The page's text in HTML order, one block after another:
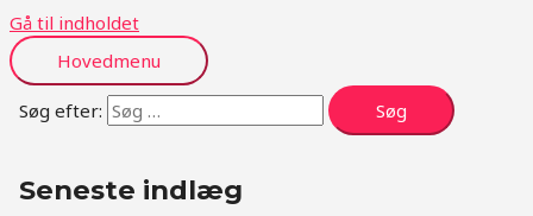
Gå til indholdet
Hovedmenu
Søg efter:
Seneste indlæg